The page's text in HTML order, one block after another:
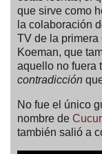
que sirve como
la colaboración
TV de la
Koeman, que
aquello no fuera
contradicción
No fue el único
nombre de
también salió a